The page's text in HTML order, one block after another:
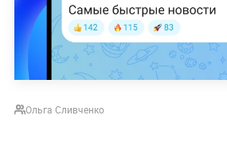
Ольга Сливченко